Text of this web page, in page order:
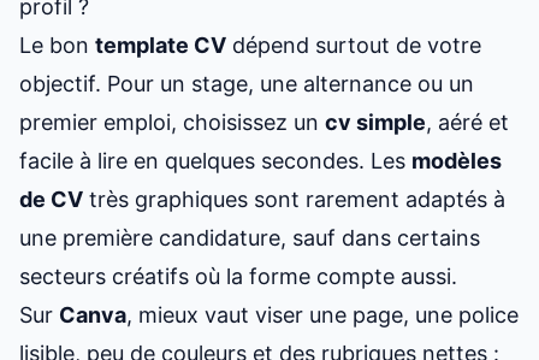
profil ?
Le bon template CV dépend surtout de votre
objectif. Pour un stage, une alternance ou un
premier emploi, choisissez un cv simple, aéré et
facile à lire en quelques secondes. Les modèles
de CV très graphiques sont rarement adaptés à
une première candidature, sauf dans certains
secteurs créatifs où la forme compte aussi.
Sur Canva, mieux vaut viser une page, une police
lisible, peu de couleurs et des rubriques nettes :